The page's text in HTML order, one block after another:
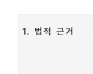
1. 법적 근거